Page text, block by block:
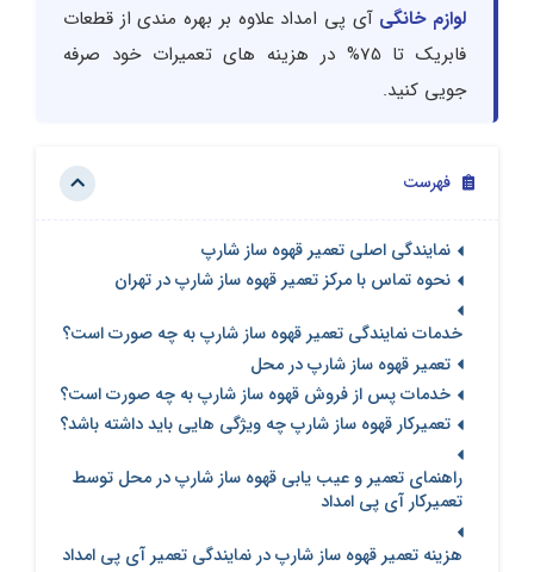
لوازم خانگیآی پی امداد علاوه بر بهره مندی از قطعات
فابریک تا 75% در هزینه های تعمیرات خود صرفه
جویی کنید.
فهرست
نمایندگی اصلی تعمیر قهوه ساز شارپ
نحوه تماس با مرکز تعمیر قهوه ساز شارپ در تهران
خدمات نمایندگی تعمیر قهوه ساز شارپ به چه صورت است؟
تعمیر قهوه ساز شارپ در محل
خدمات پس از فروش قهوه ساز شارپ به چه صورت است؟
تعمیرکار قهوه ساز شارپ چه ویژگی هایی باید داشته باشد؟
راهنمای تعمیر و عیب یابی قهوه ساز شارپ در محل توسط
تعمیرکار آی پی امداد
هزینه تعمیر قهوه ساز شارپ در نمایندگی تعمیر آی پی امداد